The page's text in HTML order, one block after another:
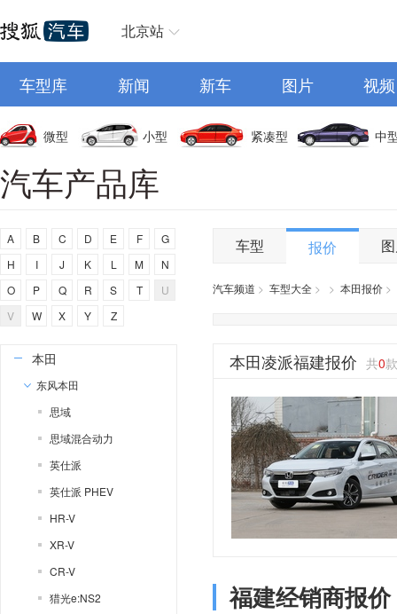
北京站
车型库 新闻 新车 图片 视频
微型 小型 紧凑型 中
汽车产品库
A B C D E F
G
H
I J K L M
N
O
P Q R S T
U
V
W X Y Z
AITO
阿维塔
奥迪AUDI
阿斯顿马丁
埃尚
B
本田
东风本田
思域
思域混合动力
英仕派
英仕派 PHEV
HR-V
XR-V
CR-V
猎光e:NS2
车型 报价
汽车频道 > 车型大全 > > 本田报价 >
本田凌派福建报价 共0款
福建经销商报价